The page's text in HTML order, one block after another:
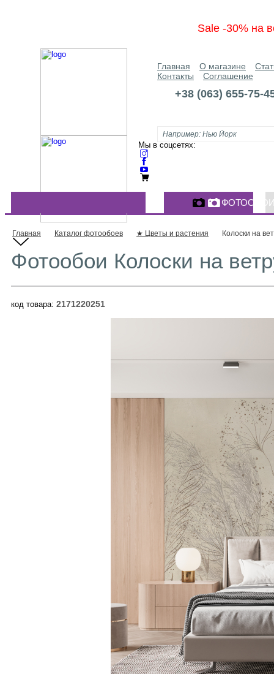
Sale -30% на
Главная О магазине
Контакты
Соглашение
+38 (063) 655-75-
Мы в соцсетях:
КАТАЛОГ ФОТООБОЕВ
Главная Каталог фотообоев ★ Цветы и растения Колоски на
Фотообои Колоски на
код товара: 2171220251